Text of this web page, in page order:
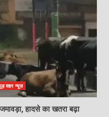
शहर न्यूज़
जमावड़ा, हादसे का खतरा बढ़ा